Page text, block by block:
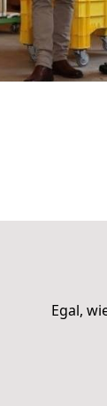
Egal,